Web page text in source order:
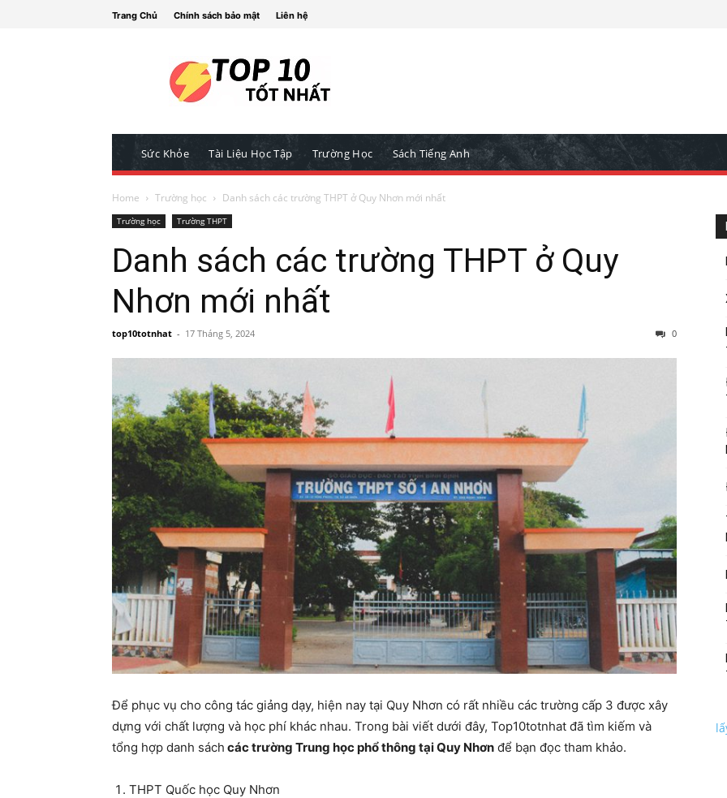
Trang Chủ Chính sách bảo mật Liên hệ
Sức Khỏe Tài Liệu Học Tập Trường Học Sách Tiếng Anh
Home Trường học Danh sách các trường THPT ở Quy Nhơn mới nhất
Trường học Trường THPT
Danh sách các trường THPT ở Quy
Nhơn mới nhất
top10totnhat - 17 Tháng 5, 2024 0
Để phục vụ cho công tác giảng dạy, hiện nay tại Quy Nhơn có rất nhiều các trường cấp 3 được xây
dựng với chất lượng và học phí khác nhau. Trong bài viết dưới đây, Top10totnhat đã tìm kiếm và
tổng hợp danh sách các trường Trung học phổ thông tại Quy Nhơn để bạn đọc tham khảo.
THPT Quốc học Quy Nhơn